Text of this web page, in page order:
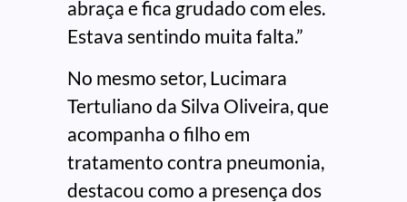
abraça e fica grudado com eles.
Estava sentindo muita falta.”
No mesmo setor, Lucimara
Tertuliano da Silva Oliveira, que
acompanha o filho em
tratamento contra pneumonia,
destacou como a presença dos